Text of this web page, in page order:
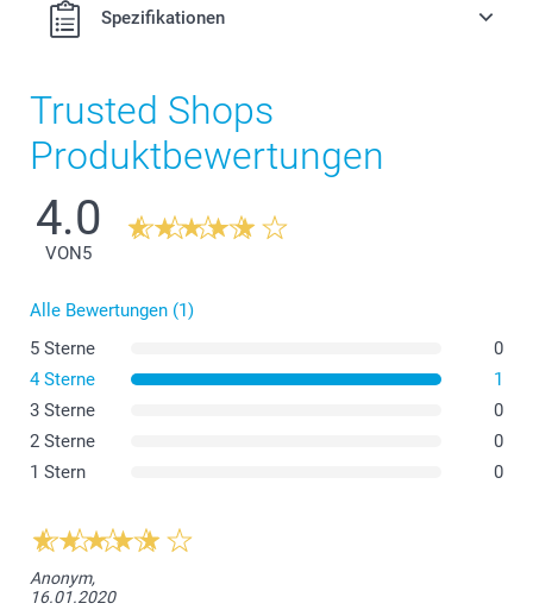
Spezifikationen
Trusted Shops
Produktbewertungen
4.0
VON 5
Alle Bewertungen (1)
5 Sterne
0
4 Sterne
1
3 Sterne
0
2 Sterne
0
1 Stern
0
Anonym,
16.01.2020